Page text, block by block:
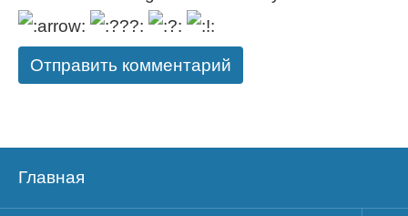
Главная